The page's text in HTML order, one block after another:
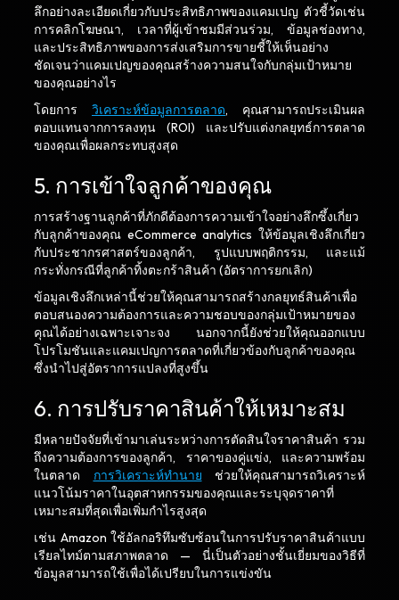
ลึกอย่างละเอียดเกี่ยวกับประสิทธิภาพของแคมเปญ ตัวชี้วัดเช่น
การคลิกโฆษณา, เวลาที่ผู้เข้าชมมีส่วนร่วม, ข้อมูลช่องทาง,
และประสิทธิภาพของการส่งเสริมการขายชี้ให้เห็นอย่าง
ชัดเจนว่าแคมเปญของคุณสร้างความสนใจกับกลุ่มเป้าหมาย
ของคุณอย่างไร
โดยการ วิเคราะห์ข้อมูลการตลาด, คุณสามารถประเมินผล
ตอบแทนจากการลงทุน (ROI) และปรับแต่งกลยุทธ์การตลาด
ของคุณเพื่อผลกระทบสูงสุด
5. การเข้าใจลูกค้าของคุณ
การสร้างฐานลูกค้าที่ภักดีต้องการความเข้าใจอย่างลึกซึ้งเกี่ยว
กับลูกค้าของคุณ eCommerce analytics ให้ข้อมูลเชิงลึกเกี่ยว
กับประชากรศาสตร์ของลูกค้า, รูปแบบพฤติกรรม, และแม้
กระทั่งกรณีที่ลูกค้าทิ้งตะกร้าสินค้า (อัตราการยกเลิก)
ข้อมูลเชิงลึกเหล่านี้ช่วยให้คุณสามารถสร้างกลยุทธ์สินค้าเพื่อ
ตอบสนองความต้องการและความชอบของกลุ่มเป้าหมายของ
คุณได้อย่างเฉพาะเจาะจง นอกจากนี้ยังช่วยให้คุณออกแบบ
โปรโมชันและแคมเปญการตลาดที่เกี่ยวข้องกับลูกค้าของคุณ
ซึ่งนำไปสู่อัตราการแปลงที่สูงขึ้น
6. การปรับราคาสินค้าให้เหมาะสม
มีหลายปัจจัยที่เข้ามาเล่นระหว่างการตัดสินใจราคาสินค้า รวม
ถึงความต้องการของลูกค้า, ราคาของคู่แข่ง, และความพร้อม
ในตลาด การวิเคราะห์ทำนาย ช่วยให้คุณสามารถวิเคราะห์
แนวโน้มราคาในอุตสาหกรรมของคุณและระบุจุดราคาที่
เหมาะสมที่สุดเพื่อเพิ่มกำไรสูงสุด
เช่น Amazon ใช้อัลกอริทึมซับซ้อนในการปรับราคาสินค้าแบบ
เรียลไทม์ตามสภาพตลาด — นี่เป็นตัวอย่างชั้นเยี่ยมของวิธีที่
ข้อมูลสามารถใช้เพื่อได้เปรียบในการแข่งขัน